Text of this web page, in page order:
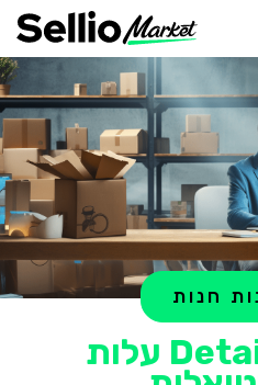
Detailed Notes On עלות
חנות